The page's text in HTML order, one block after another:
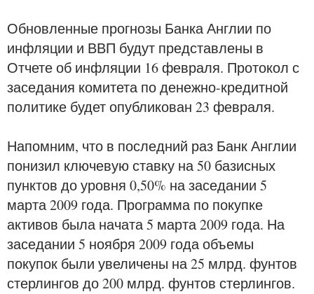
Обновленные прогнозы Банка Англии по
инфляции и ВВП будут представлены в
Отчете об инфляции 16 февраля. Протокол с
заседания комитета по денежно-кредитной
политике будет опубликован 23 февраля.
Напомним, что в последний раз Банк Англии
понизил ключевую ставку на 50 базисных
пунктов до уровня 0,50% на заседании 5
марта 2009 года. Программа по покупке
активов была начата 5 марта 2009 года. На
заседании 5 ноября 2009 года объемы
покупок были увеличены на 25 млрд. фунтов
стерлингов до 200 млрд. фунтов стерлингов.